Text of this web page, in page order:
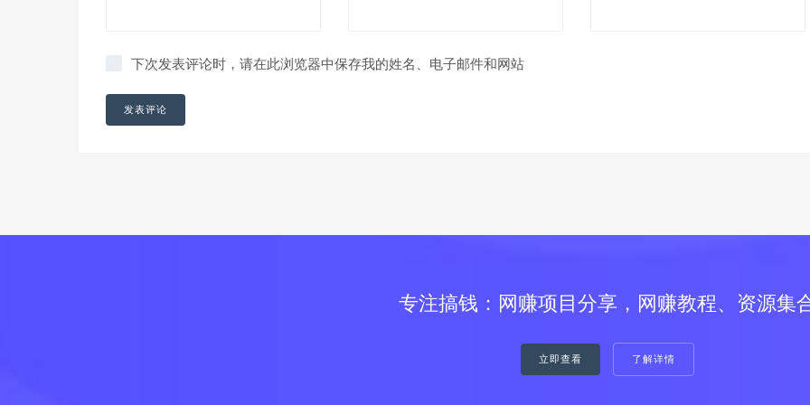
下次发表评论时，请在此浏览器中保存我的姓名、电子邮件和网站
专注搞钱：网赚项目分享，网赚教程、资源集
立即查看 了解详情